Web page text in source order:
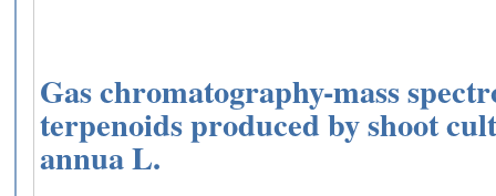
Gas chromatography-mass
terpenoids produced by shoot
annua L.